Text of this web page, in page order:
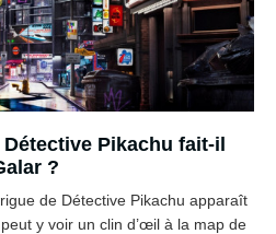
Pikachu fait-il
?
de Détective Pikachu apparaît
y voir un clin d’œil à la map de